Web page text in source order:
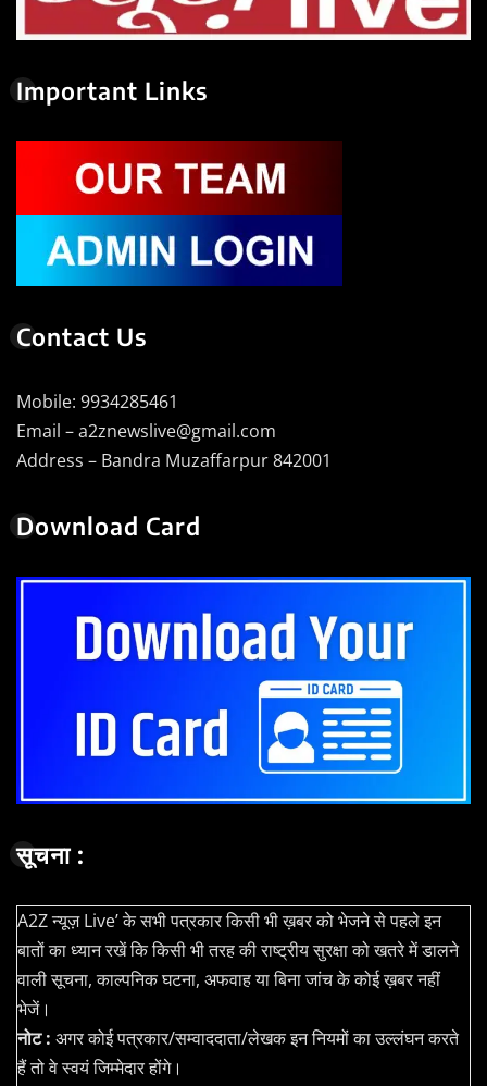
Important Links
Contact Us
Mobile: 9934285461
Email – a2znewslive@gmail.com
Address – Bandra Muzaffarpur 842001
Download Card
सूचना :
A2Z न्यूज़ Live’ के सभी पत्रकार किसी भी ख़बर को भेजने से पहले इन
बातों का ध्यान रखें कि किसी भी तरह की राष्ट्रीय सुरक्षा को खतरे में डालने
वाली सूचना, काल्पनिक घटना, अफवाह या बिना जांच के कोई ख़बर नहीं
भेजें।
नोट : अगर कोई पत्रकार/सम्वाददाता/लेखक इन नियमों का उल्लंघन करते
हैं तो वे स्वयं जिम्मेदार होंगे।